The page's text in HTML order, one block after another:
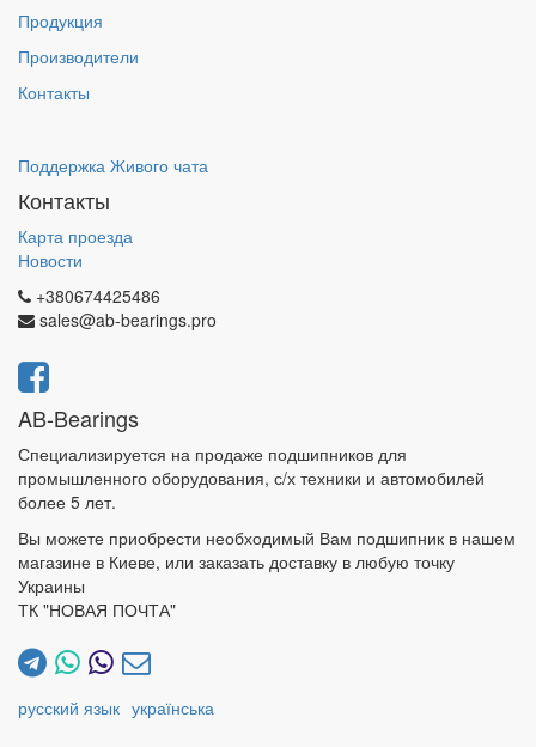
Продукция
Производители
Контакты
Поддержка Живого чата
Контакты
Карта проезда
Новости
+380674425486
sales@ab-bearings.pro
AB-Bearings
Специализируется на продаже подшипников для
промышленного оборудования, с/х техники и автомобилей
более 5 лет.
Вы можете приобрести необходимый Вам подшипник в нашем
магазине в Киеве, или заказать доставку в любую точку
Украины
ТК "НОВАЯ ПОЧТА"
русский язык українська